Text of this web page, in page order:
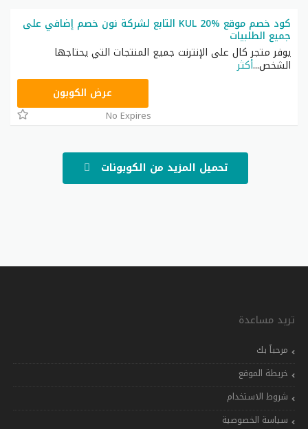
كود خصم موقع KUL 20% التابع لشركة نون خصم إضافي على
جميع الطلبيات
يوفر متجر كال على الإنترنت جميع المنتجات التي يحتاجها
الشخص...أكثر
عرض الكوبون
No Expires
تحميل المزيد من الكوبونات
تريد مساعدة
مرحباً بك
خريطة الموقع
شروط الاستخدام
سياسة الخصوصية